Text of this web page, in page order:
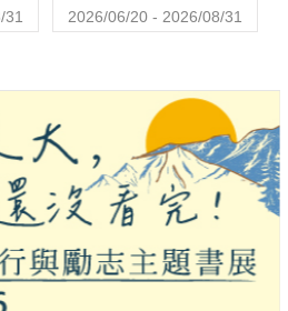
2026/06/20 - 2026/08/31